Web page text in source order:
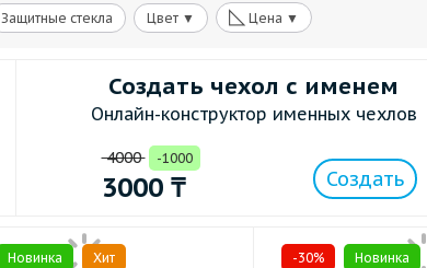
Защитные стекла Цвет ▼ ◺ Цена ▼
Создать чехол с именем
Онлайн-конструктор именных чехлов
4000 -1000
3000 ₸ Создать
Новинка Хит -30% Новинка